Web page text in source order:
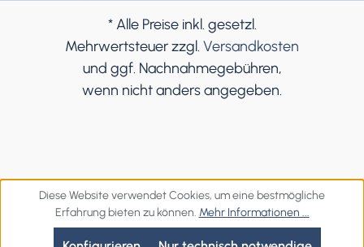
* Alle Preise inkl. gesetzl.
Mehrwertsteuer zzgl. Versandkosten
und ggf. Nachnahmegebühren,
wenn nicht anders angegeben.
Diese Website verwendet Cookies, um eine bestmögliche
Erfahrung bieten zu können. Mehr Informationen ...